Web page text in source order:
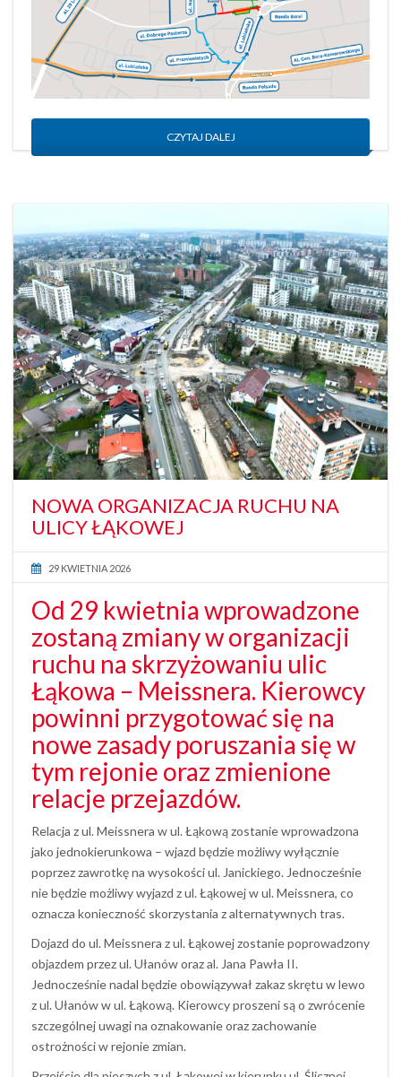
CZYTAJ DALEJ
NOWA ORGANIZACJA RUCHU NA
ULICY ŁĄKOWEJ
29 KWIETNIA 2026
Od 29 kwietnia wprowadzone
zostaną zmiany w organizacji
ruchu na skrzyżowaniu ulic
Łąkowa – Meissnera. Kierowcy
powinni przygotować się na
nowe zasady poruszania się w
tym rejonie oraz zmienione
relacje przejazdów.
Relacja z ul. Meissnera w ul. Łąkową zostanie wprowadzona
jako jednokierunkowa – wjazd będzie możliwy wyłącznie
poprzez zawrotkę na wysokości ul. Janickiego. Jednocześnie
nie będzie możliwy wyjazd z ul. Łąkowej w ul. Meissnera, co
oznacza konieczność skorzystania z alternatywnych tras.
Dojazd do ul. Meissnera z ul. Łąkowej zostanie poprowadzony
objazdem przez ul. Ułanów oraz al. Jana Pawła II.
Jednocześnie nadal będzie obowiązywał zakaz skrętu w lewo
z ul. Ułanów w ul. Łąkową. Kierowcy proszeni są o zwrócenie
szczególnej uwagi na oznakowanie oraz zachowanie
ostrożności w rejonie zmian.